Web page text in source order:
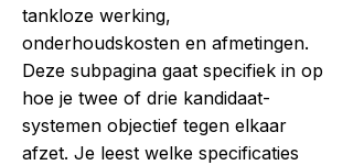
tankloze werking,
onderhoudskosten en afmetingen.
Deze subpagina gaat specifiek in op
hoe je twee of drie kandidaat-
systemen objectief tegen elkaar
afzet. Je leest welke specificaties